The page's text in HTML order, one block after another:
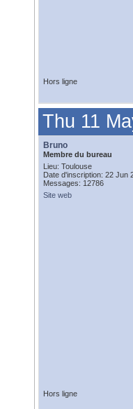
Hors ligne
Thu 11
Bruno
Membre du bureau
Lieu: Toulouse
Date d'inscription: 22 Jun
Messages: 12786
Site web
Hors ligne